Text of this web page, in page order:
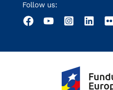
Follow us: